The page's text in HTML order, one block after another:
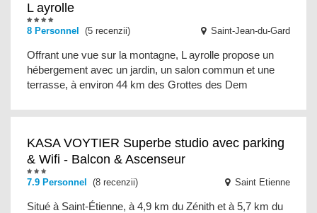
L ayrolle
8 Personnel (5 recenzii) Saint-Jean-du-Gard
Offrant une vue sur la montagne, L ayrolle propose un
hébergement avec un jardin, un salon commun et une
terrasse, à environ 44 km des Grottes des Dem
KASA VOYTIER Superbe studio avec parking
& Wifi - Balcon & Ascenseur
7.9 Personnel (8 recenzii) Saint Etienne
Situé à Saint-Étienne, à 4,9 km du Zénith et à 5,7 km du